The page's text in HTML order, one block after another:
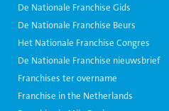
De Nationale Franchise Gids
De Nationale Franchise Beurs
Het Nationale Franchise Congres
De Nationale Franchise nieuwsbrief
Franchises ter overname
Franchise in the Netherlands